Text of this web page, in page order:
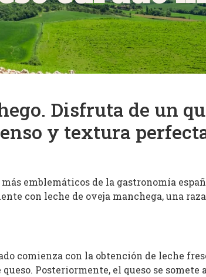
Disfruta de un
y textura
emblemáticos de la gastronomía
con leche de oveja manchega, una
comienza con la obtención de leche
Posteriormente, el queso se